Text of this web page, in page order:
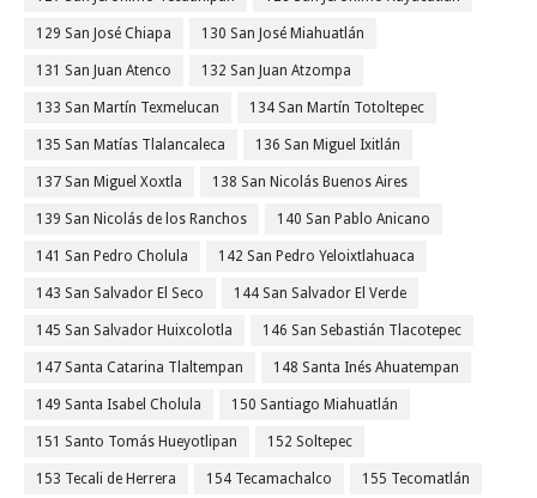
129 San José Chiapa 130 San José Miahuatlán
131 San Juan Atenco 132 San Juan Atzompa
133 San Martín Texmelucan 134 San Martín Totoltepec
135 San Matías Tlalancaleca 136 San Miguel Ixitlán
137 San Miguel Xoxtla 138 San Nicolás Buenos Aires
139 San Nicolás de los Ranchos 140 San Pablo Anicano
141 San Pedro Cholula 142 San Pedro Yeloixtlahuaca
143 San Salvador El Seco 144 San Salvador El Verde
145 San Salvador Huixcolotla 146 San Sebastián Tlacotepec
147 Santa Catarina Tlaltempan 148 Santa Inés Ahuatempan
149 Santa Isabel Cholula 150 Santiago Miahuatlán
151 Santo Tomás Hueyotlipan 152 Soltepec
153 Tecali de Herrera 154 Tecamachalco 155 Tecomatlán